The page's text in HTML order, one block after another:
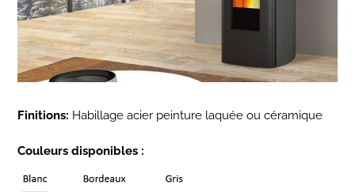
Finitions: Habillage acier peinture laquée ou céramique
Couleurs disponibles :